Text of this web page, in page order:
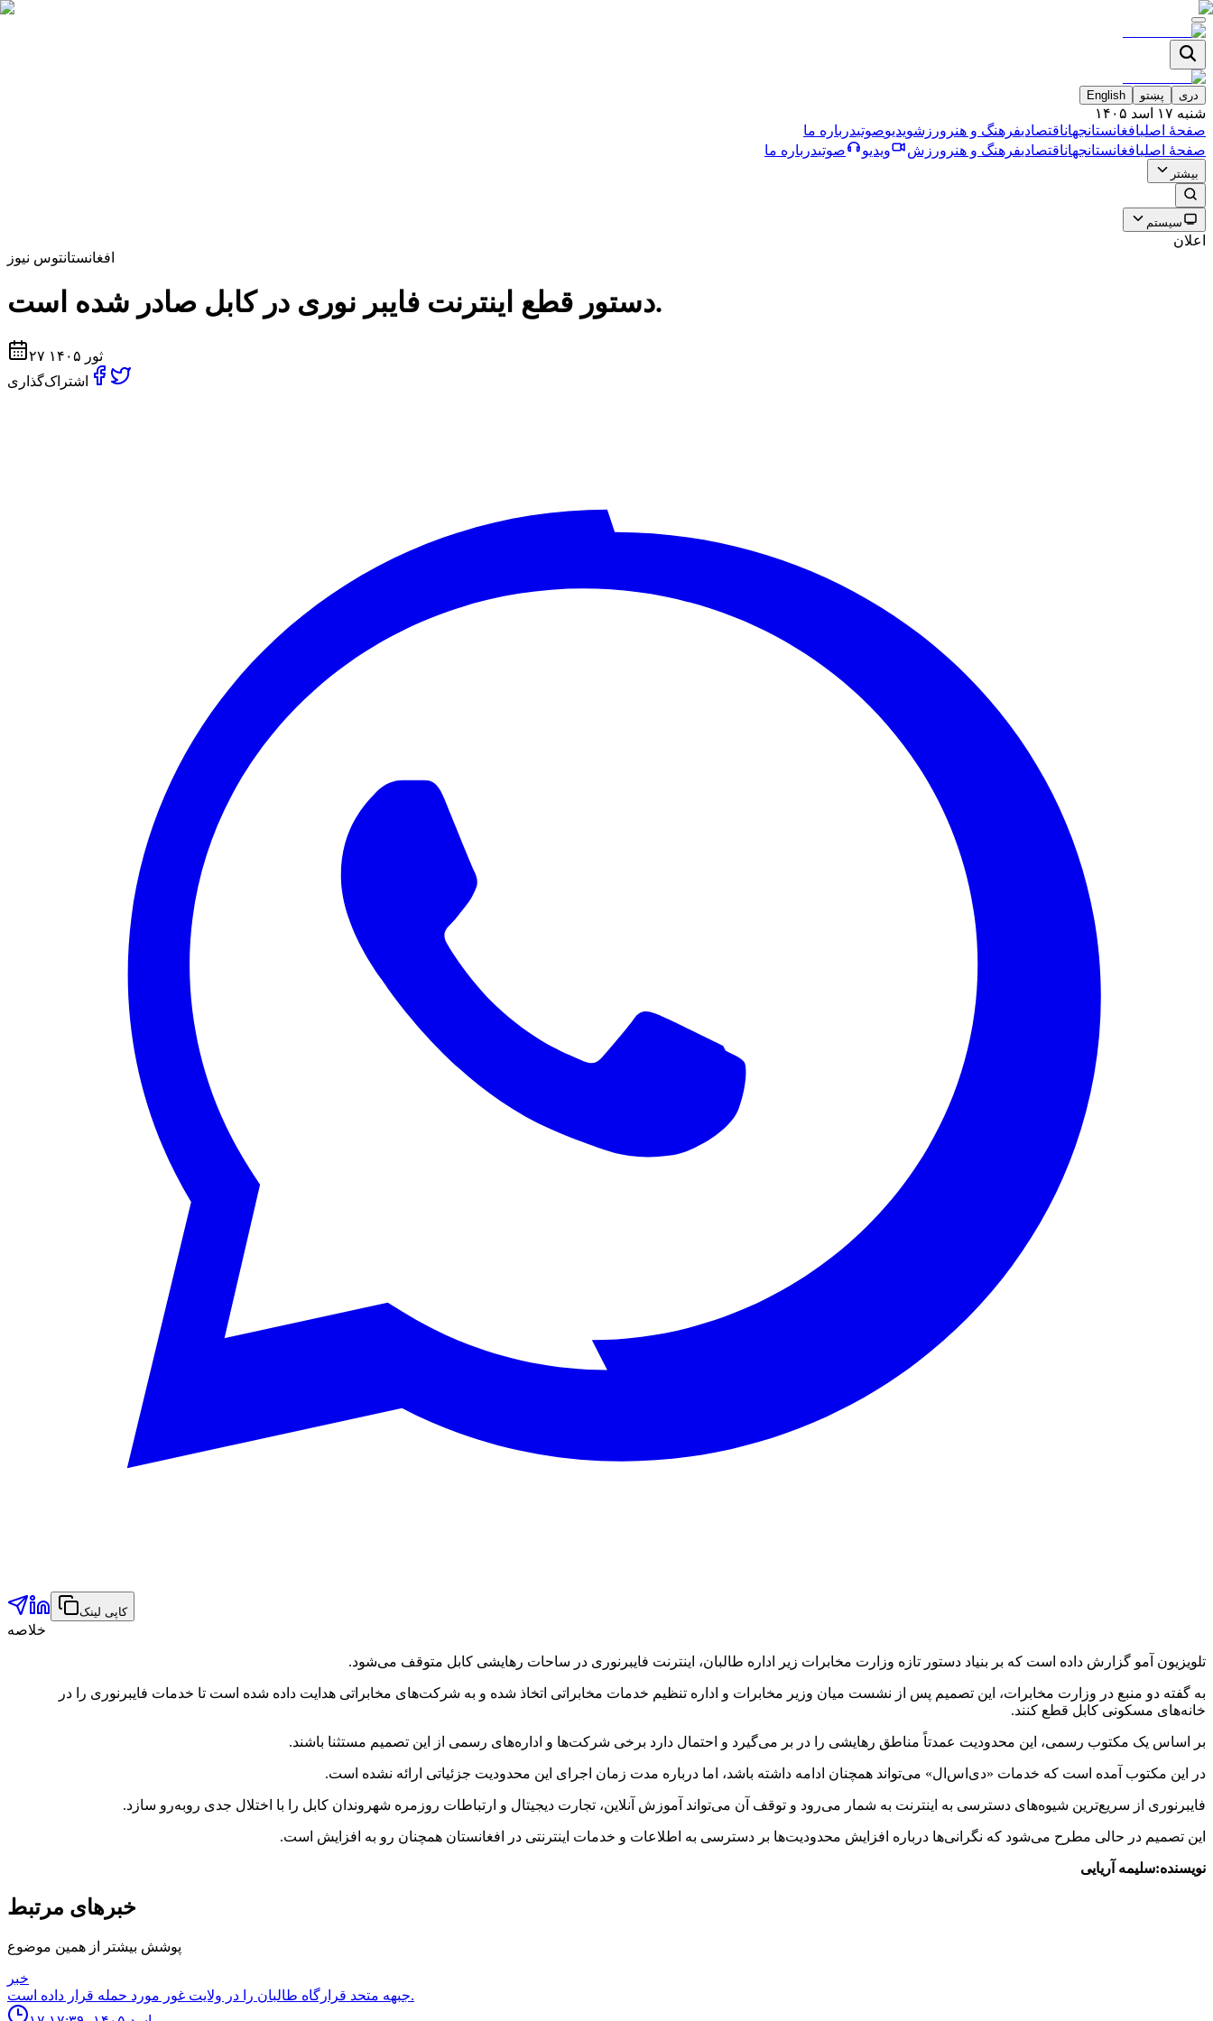
دری پښتو English
شنبه ۱۷ اسد ۱۴۰۵
صفحۀ اصلیافغانستانجهاناقتصادیفرهنگ و هنر ورزشویدیوصوتیدرباره ما
صفحۀ اصلیافغانستانجهاناقتصادیفرهنگ و هنر ورزش ویدیو صوتیدرباره ما
بیشتر
سیستم
اعلان
افغانستانتوس نیوز
دستور قطع اينترنت فايبر نورى در كابل صادر شده است.
۲۷ ثور ۱۴۰۵
اشتراک‌گذاری
کاپی لینک
خلاصه
تلویزیون آمو گزارش داده است که بر بنیاد دستور تازه وزارت مخابرات زیر اداره طالبان، اینترنت فایبرنوری در ساحات رهایشی کابل متوقف می‌شود.
به گفته دو منبع در وزارت مخابرات، این تصمیم پس از نشست میان وزیر مخابرات و اداره تنظیم خدمات مخابراتی اتخاذ شده و به شرکت‌های مخابراتی هدایت داده شده است تا خدمات فایبرنوری را در
خانه‌های مسکونی کابل قطع کنند.
بر اساس یک مکتوب رسمی، این محدودیت عمدتاً مناطق رهایشی را در بر می‌گیرد و احتمال دارد برخی شرکت‌ها و اداره‌های رسمی از این تصمیم مستثنا باشند.
در این مکتوب آمده است که خدمات «دی‌اس‌ال» می‌تواند همچنان ادامه داشته باشد، اما درباره مدت زمان اجرای این محدودیت جزئیاتی ارائه نشده است.
فایبرنوری از سریع‌ترین شیوه‌های دسترسی به اینترنت به شمار می‌رود و توقف آن می‌تواند آموزش آنلاین، تجارت دیجیتال و ارتباطات روزمره شهروندان کابل را با اختلال جدی روبه‌رو سازد.
این تصمیم در حالی مطرح می‌شود که نگرانی‌ها درباره افزایش محدودیت‌ها بر دسترسی به اطلاعات و خدمات اینترنتی در افغانستان همچنان رو به افزایش است.
نویسنده:سلیمه آریایی
خبرهای مرتبط
پوشش بیشتر از همین موضوع
خبر
جبهه متحد قرارگاه طالبان را در ولایت غور مورد حمله قرار داده است.